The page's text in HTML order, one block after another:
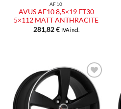
AF10
AVUS AF10 8,5×19 ET30
5×112 MATT ANTHRACITE
281,82€ IVA incl.
Aggiungi
alla lista
dei
desideri